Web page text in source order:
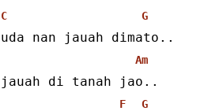
C G
uda nan jauah dimato..
Am
jauah di tanah jao..
F G